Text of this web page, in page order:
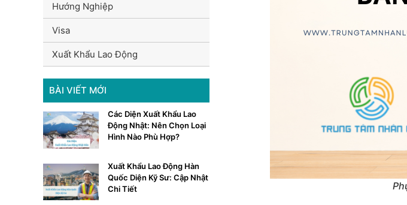
Hướng Nghiệp
Visa
Xuất Khẩu Lao Động
BÀI VIẾT MỚI
Các Diện Xuất Khẩu Lao
Động Nhật: Nên Chọn Loại
Hình Nào Phù Hợp?
Xuất Khẩu Lao Động Hàn
Quốc Diện Kỹ Sư: Cập Nhật
Chi Tiết